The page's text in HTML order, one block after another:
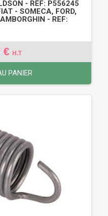
- RÉF: P556245
- SOMECA, FORD,
- REF:
€ H.T
PANIER